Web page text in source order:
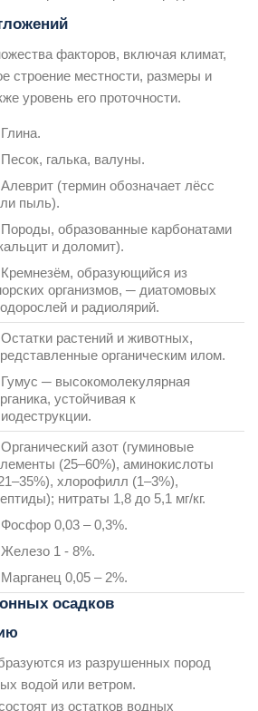
факторов, включая климат,
строение местности, размеры и
уровень его проточности.
Глина.
Песок, галька, валуны.
Алеврит (термин обозначает лёсс
пыль).
Породы, образованные карбонатами
и доломит).
Кремнезём, образующийся из
организмов, ─ диатомовых
и радиолярий.
Остатки растений и животных,
органическим илом.
Гумус ─ высокомолекулярная
устойчивая к
Органический азот (гуминовые
(25–60%), аминокислоты
хлорофилл (1–3%),
нитраты 1,8 до 5,1 мг/кг.
Фосфор 0,03 – 0,3%.
Железо 1 - 8%.
Марганец 0,05 – 2%.
осадков
из разрушенных пород
водой или ветром.
из остатков водных